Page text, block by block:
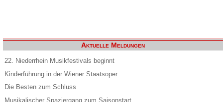
Aktuelle Meldungen
22. Niederrhein Musikfestivals beginnt
Kinderführung in der Wiener Staatsoper
Die Besten zum Schluss
Musikalischer Spaziergang zum Saisonstart